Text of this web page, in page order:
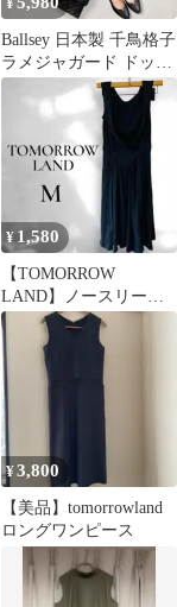
¥
Ballsey 日本製 千鳥格子
ラメジャガード ドッキ
ング ワンピース 黒
¥ 1,580
【TOMORROW
LAND】ノースリーブ
ワンピース ロングワン
ピースM
¥3,800
【美品】tomorrowland
ロングワンピース